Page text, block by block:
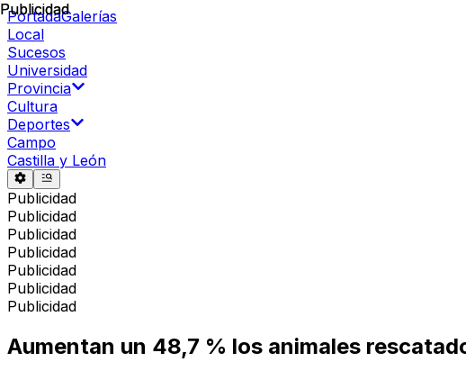
PortadaGalerías
Local
Sucesos
Universidad
Provincia
Cultura
Deportes
Campo
Castilla y León
Publicidad
Publicidad
Publicidad
Publicidad
Publicidad
Publicidad
Publicidad
Publicidad
Aumentan un 48,7 % los animales
Publicidad